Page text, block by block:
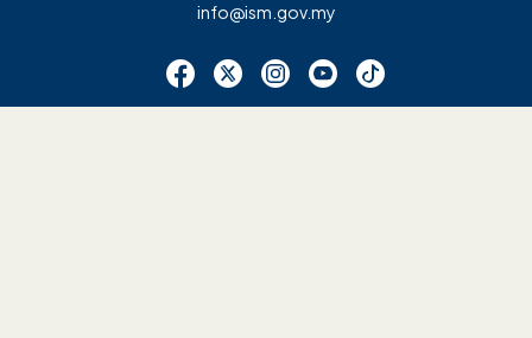
info@ism.gov.my